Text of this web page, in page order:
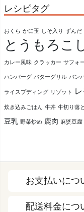
レシピタグ
おくら かに玉 しそ入り ずんだ
とうもろこ
カレー風味 クラッカー サフォ
ハンバーグ バターグリル バン
ライスプディング リゾット
炊き込みごはん 牛丼 牛切り落
豆乳 野菜炒め 鹿肉 麻婆豆腐
お支払いにつ
配送料金につ